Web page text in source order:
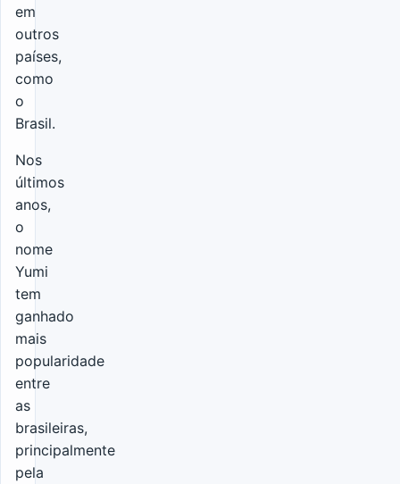
em
outros
países,
como
o
Brasil.
Nos
últimos
anos,
o
nome
Yumi
tem
ganhado
mais
popularidade
entre
as
brasileiras,
principalmente
pela